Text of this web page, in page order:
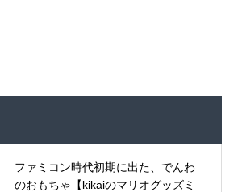
ファミコン時代初期に出た、でんわ
のおもちゃ【kikaiのマリオグッズミ